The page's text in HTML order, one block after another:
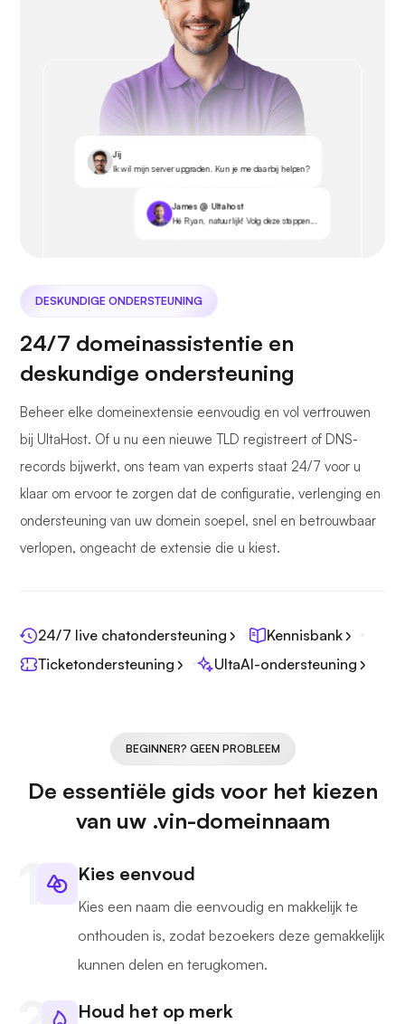
Jij
Ik wil mijn server upgraden. Kun je me daarbij helpen?
James @ Ultahost
Hé Ryan, natuurlijk! Volg deze stappen...
DESKUNDIGE ONDERSTEUNING
24/7 domeinassistentie en
deskundige ondersteuning
Beheer elke domeinextensie eenvoudig en vol vertrouwen
bij UltaHost. Of u nu een nieuwe TLD registreert of DNS-
records bijwerkt, ons team van experts staat 24/7 voor u
klaar om ervoor te zorgen dat de configuratie, verlenging en
ondersteuning van uw domein soepel, snel en betrouwbaar
verlopen, ongeacht de extensie die u kiest.
24/7 live chatondersteuning
Kennisbank
Ticketondersteuning
UltaAI-ondersteuning
BEGINNER? GEEN PROBLEEM
De essentiële gids voor het kiezen
van uw .vin-domeinnaam
Kies eenvoud
Kies een naam die eenvoudig en makkelijk te
onthouden is, zodat bezoekers deze gemakkelijk
kunnen delen en terugkomen.
Houd het op merk